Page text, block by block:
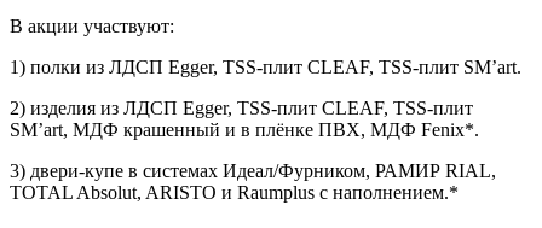
В акции участвуют:
1) полки из ЛДСП Egger, TSS-плит CLEAF, TSS-плит SM’art.
2) изделия из ЛДСП Egger, TSS-плит CLEAF, TSS-плит
SM’art, МДФ крашенный и в плёнке ПВХ, МДФ Fenix*.
3) двери-купе в системах Идеал/Фурником, РАМИР RIAL,
TOTAL Absolut, ARISTO и Raumplus с наполнением.*